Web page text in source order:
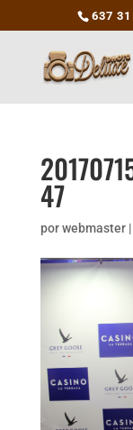
637
47
porwebmaster|